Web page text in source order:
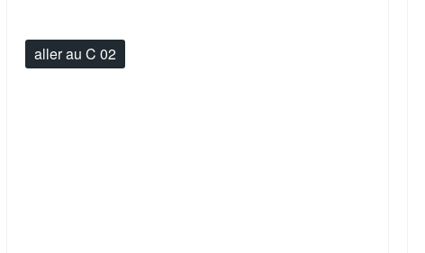
aller au C 02